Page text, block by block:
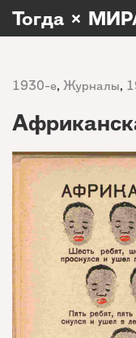
Тогда ×
1930-е, Журналы,